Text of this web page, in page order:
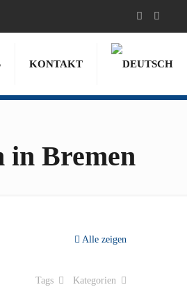
KONTAKT
in Bremen
Alle zeigen
Kategorien
Tags